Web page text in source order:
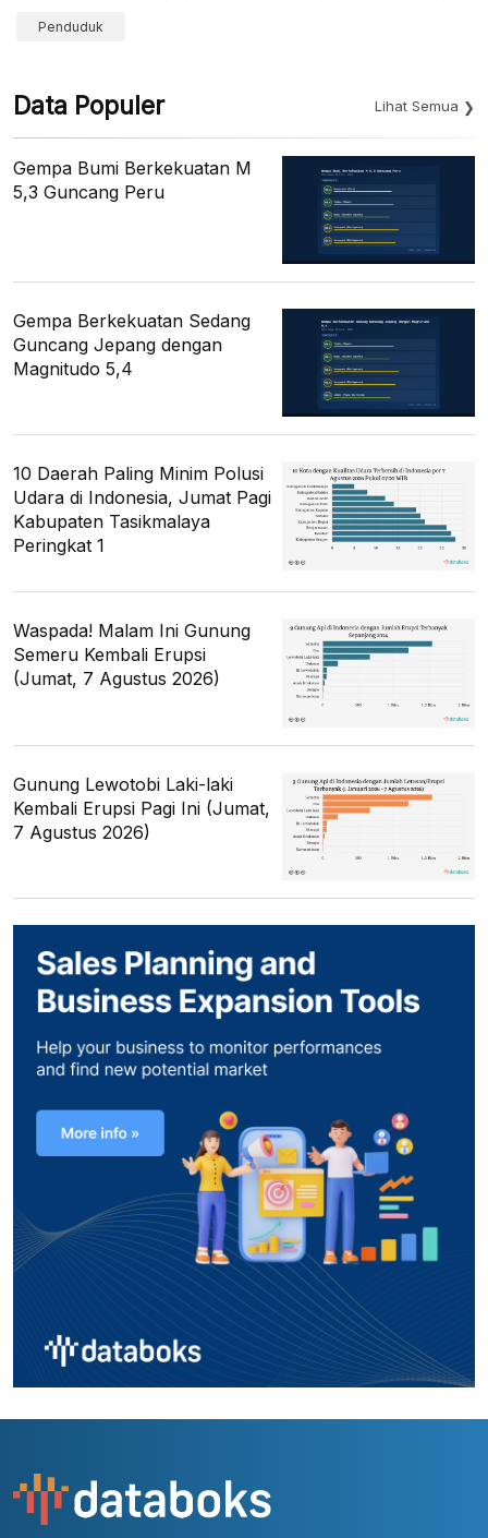
Penduduk
Data Populer Lihat Semua
Gempa Bumi Berkekuatan M
5,3 Guncang Peru
Gempa Berkekuatan Sedang
Guncang Jepang dengan
Magnitudo 5,4
10 Daerah Paling Minim Polusi
Udara di Indonesia, Jumat Pagi
Kabupaten Tasikmalaya
Peringkat 1
Waspada! Malam Ini Gunung
Semeru Kembali Erupsi
(Jumat, 7 Agustus 2026)
Gunung Lewotobi Laki-laki
Kembali Erupsi Pagi Ini (Jumat,
7 Agustus 2026)